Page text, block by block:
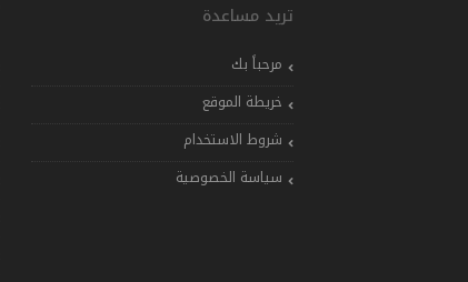
تريد مساعدة
مرحباً بك
خريطة الموقع
شروط الاستخدام
سياسة الخصوصية